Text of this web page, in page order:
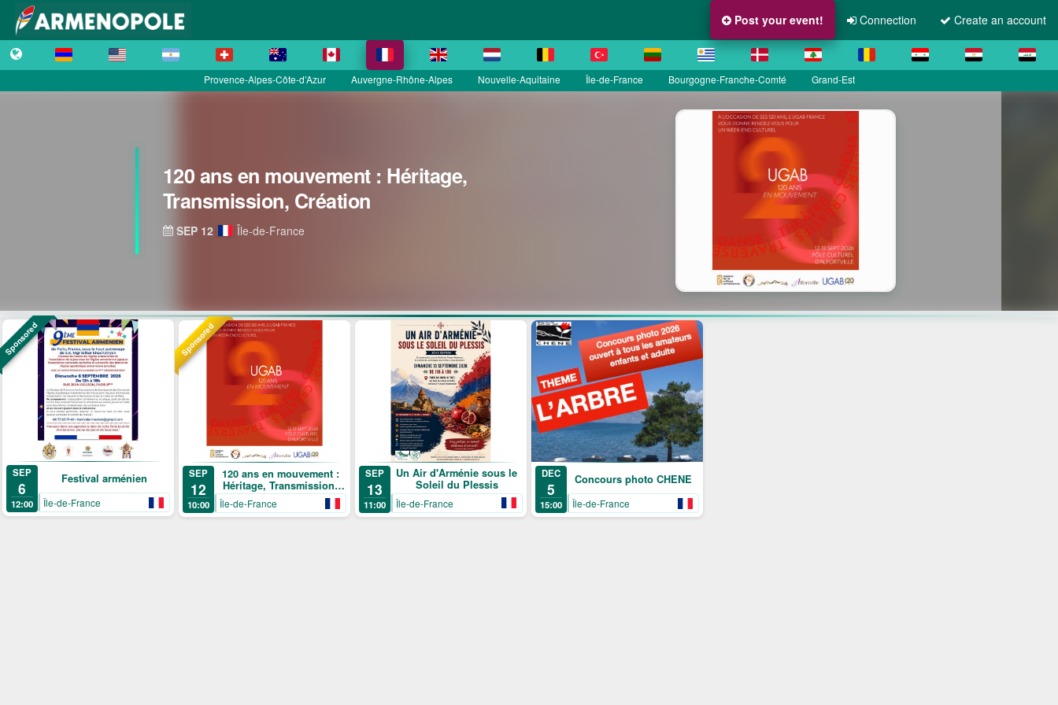
Post your event! Connection Create an account
Provence-Alpes-Côte-d’Azur Auvergne-Rhône-Alpes Nouvelle-Aquitaine Île-de-France Bourgogne-Franche-Comté Grand-Est
120 ans en mouvement : Héritage,
Transmission, Création
SEP 12 Île-de-France
Sponsored
SEP
6
12:00
Festival arménien
Île-de-France
Sponsored
SEP
12
10:00
120 ans en mouvement :
Héritage, Transmission,
Création
Île-de-France
SEP
13
11:00
Un Air d'Arménie sous le
Soleil du Plessis
Île-de-France
DEC
5
15:00
Concours photo CHENE
Île-de-France